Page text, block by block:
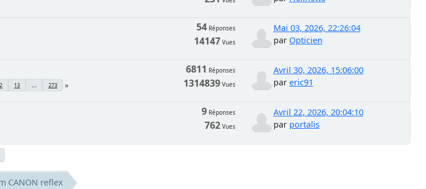
54Réponses
14147 Vues
Mai 03, 2026, 22:26:04
par Opticien
13 ... 273
6811 Réponses
1314839Vues
Avril 30, 2026, 15:06:00
par eric91
9Réponses
762Vues
Avril 22, 2026, 20:04:10
par portalis
CANON reflex